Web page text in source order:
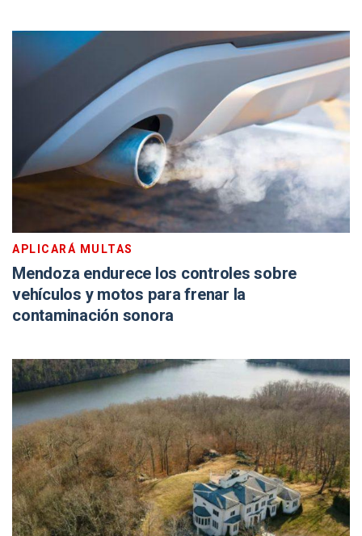
APLICARÁ MULTAS
Mendoza endurece los controles sobre
vehículos y motos para frenar la
contaminación sonora